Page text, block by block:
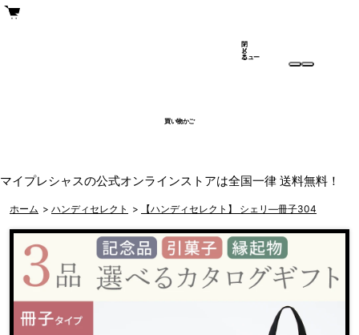
買い物かご
メ
ニュー
閉
じ
る
マイプレシャスの公式オンラインストアは全国一律 送料無料！
ホーム > ハンディセレクト > 【ハンディセレクト】 シェリ―冊子304